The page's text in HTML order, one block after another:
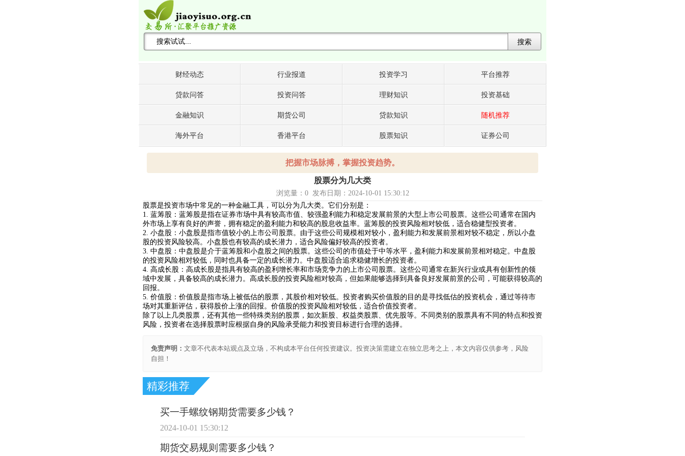
搜索
财经动态 行业报道 投资学习 平台推荐
贷款问答 投资问答 理财知识 投资基础
金融知识 期货公司 贷款知识 随机推荐
海外平台 香港平台 股票知识 证券公司
把握市场脉搏，掌握投资趋势。
股票分为几大类
浏览量： 0发布日期：2024-10-01 15:30:12
股票是投资市场中常见的一种金融工具，可以分为几大类。它们分别是：
1. 蓝筹股：蓝筹股是指在证券市场中具有较高市值、较强盈利能力和稳定发展前景的大型上市公司股票。这些公司通常在国内
外市场上享有良好的声誉，拥有稳定的盈利能力和较高的股息收益率。蓝筹股的投资风险相对较低，适合稳健型投资者。
2. 小盘股：小盘股是指市值较小的上市公司股票。由于这些公司规模相对较小，盈利能力和发展前景相对较不稳定，所以小盘
股的投资风险较高。小盘股也有较高的成长潜力，适合风险偏好较高的投资者。
3. 中盘股：中盘股是介于蓝筹股和小盘股之间的股票。这些公司的市值处于中等水平，盈利能力和发展前景相对稳定。中盘股
的投资风险相对较低，同时也具备一定的成长潜力。中盘股适合追求稳健增长的投资者。
4. 高成长股：高成长股是指具有较高的盈利增长率和市场竞争力的上市公司股票。这些公司通常在新兴行业或具有创新性的领
域中发展，具备较高的成长潜力。高成长股的投资风险相对较高，但如果能够选择到具备良好发展前景的公司，可能获得较高的
回报。
5. 价值股：价值股是指市场上被低估的股票，其股价相对较低。投资者购买价值股的目的是寻找低估的投资机会，通过等待市
场对其重新评估，获得股价上涨的回报。价值股的投资风险相对较低，适合价值投资者。
除了以上几类股票，还有其他一些特殊类别的股票，如次新股、权益类股票、优先股等。不同类别的股票具有不同的特点和投资
风险，投资者在选择股票时应根据自身的风险承受能力和投资目标进行合理的选择。
免责声明： 文章不代表本站观点及立场，不构成本平台任何投资建议。投资决策需建立在独立思考之上，本文内容仅供参考，风险
自担！
精彩推荐
买一手螺纹钢期货需要多少钱？
2024-10-01 15:30:12
期货交易规则需要多少钱？